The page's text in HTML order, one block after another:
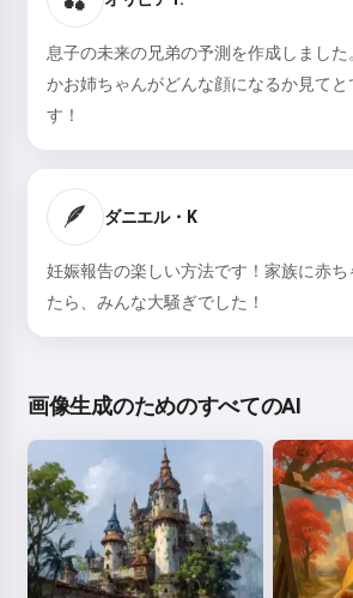
息子の未来の兄弟の予測を作成しまし
かお姉ちゃんがどんな顔になるか見てと
す！
🪶 ダニエル・K
妊娠報告の楽しい方法です！家族に赤ち
たら、みんな大騒ぎでした！
画像生成のためのすべてのAI